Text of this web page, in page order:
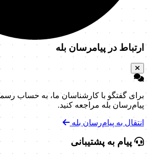
ارتباط در پیامرسان بله
برای گفتگو با کارشناسان ما، به حساب
پیام‌رسان بله مراجعه کنید.
انتقال به پیام‌رسان بله
پیام به پشتیبانی